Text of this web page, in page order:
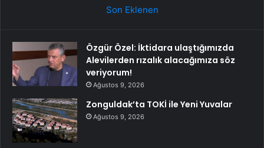
Son Eklenen
Özgür Özel: İktidara ulaştığımızda
Alevilerden rızalık alacağımıza söz
veriyorum!
Ağustos 9, 2026
Zonguldak’ta TOKİ ile Yeni Yuvalar
Ağustos 9, 2026